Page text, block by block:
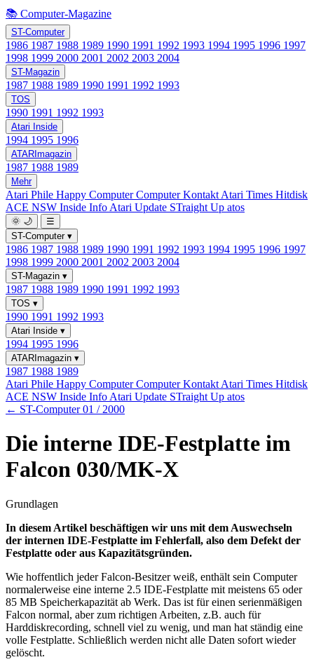
📚 Computer-Magazine
ST-Computer
1986 1987 1988 1989 1990 1991 1992 1993 1994 1995 1996 1997
1998 1999 2000 2001 2002 2003 2004
ST-Magazin
1987 1988 1989 1990 1991 1992 1993
TOS
1990 1991 1992 1993
Atari Inside
1994 1995 1996
ATARImagazin
1987 1988 1989
Mehr
Atari Phile Happy ComputerComputer Kontakt Atari Times Hitdisk
ACE NSW Inside Info Atari Update STraight Up atos
🌞 🌙
☰
ST-Computer ▾
1986 1987 1988 1989 1990 1991 1992 1993 1994 1995 1996 1997
1998 1999 2000 2001 2002 2003 2004
ST-Magazin ▾
1987 1988 1989 1990 1991 1992 1993
TOS ▾
1990 1991 1992 1993
Atari Inside ▾
1994 1995 1996
ATARImagazin ▾
1987 1988 1989
Atari Phile Happy ComputerComputer Kontakt Atari Times Hitdisk
ACE NSW Inside Info Atari Update STraight Up atos
← ST-Computer 01 / 2000
Die interne IDE-Festplatte im
Falcon 030/MK-X
Grundlagen
In diesem Artikel beschäftigen wir uns mit dem Auswechseln
der internen IDE-Festplatte im Fehlerfall, also dem Defekt der
Festplatte oder aus Kapazitätsgründen.
Wie hoffentlich jeder Falcon-Besitzer weiß, enthält sein Computer
normalerweise eine interne 2.5 IDE-Festplatte mit meistens 65 oder
85 MB Speicherkapazität ab Werk. Das ist für einen serienmäßigen
Falcon normal, aber zum richtigen Arbeiten, z.B. auch für
Harddiskrecording, schnell viel zu wenig, und man hat ständig eine
volle Festplatte. Schließlich werden nicht alle Daten sofort wieder
gelöscht.